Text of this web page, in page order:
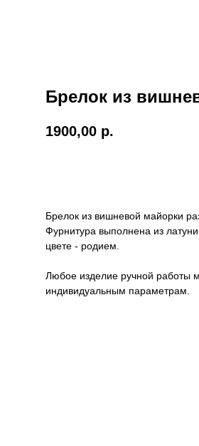
Брелок из
1900,00 р.
Брелок из вишневой майорки
Фурнитура выполнена из
цвете - родием.
Любое изделие ручной работы
индивидуальным параметрам.